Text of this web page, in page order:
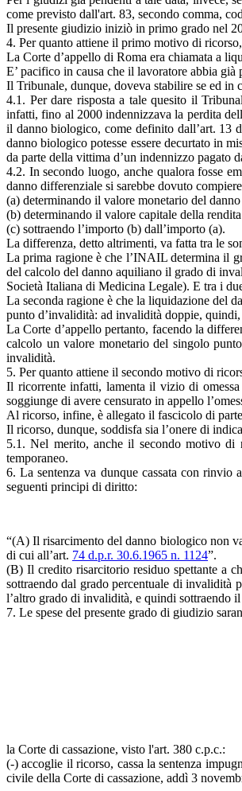
come previsto dall'art. 83, secondo comma,
Il presente giudizio iniziò in primo grado nel
4. Per quanto attiene il primo motivo di
La Corte d’appello di Roma era chiamata a
E’ pacifico in causa che il lavoratore abbia già
Il Tribunale, dunque, doveva stabilire se ed in
4.1. Per dare risposta a tale quesito il
infatti, fino al 2000 indennizzava la perdita
il danno biologico, come definito dall’art. 13
danno biologico potesse essere decurtato in
da parte della vittima d’un indennizzo
4.2. In secondo luogo, anche qualora fosse
danno differenziale si sarebbe dovuto
(a) determinando il valore monetario del
(b) determinando il valore capitale della
(c) sottraendo l’importo (b) dall’importo (a).
La differenza, detto altrimenti, va fatta tra le
La prima ragione è che l’INAIL determina il
del calcolo del danno aquiliano il grado di
Società Italiana di Medicina Legale). E tra i
La seconda ragione è che la liquidazione del
punto d’invalidità: ad invalidità doppie,
La Corte d’appello pertanto, facendo la
calcolo un valore monetario del singolo
invalidità.
5. Per quanto attiene il secondo motivo di
Il ricorrente infatti, lamenta il vizio di
soggiunge di avere censurato in appello
Al ricorso, infine, è allegato il fascicolo di
Il ricorso, dunque, soddisfa sia l’onere di
5.1. Nel merito, anche il secondo motivo di
temporaneo.
6. La sentenza va dunque cassata con rinvio
seguenti principi di diritto:
“(A) Il risarcimento del danno biologico non
di cui all’art. 74 d.p.r. 30.6.1965 n. 1124”.
(B) Il credito risarcitorio residuo spettante a
sottraendo dal grado percentuale di invalidità
l’altro grado di invalidità, e quindi sottraendo
7. Le spese del presente grado di giudizio
la Corte di cassazione, visto l'art. 380 c.p.c.:
(-) accoglie il ricorso, cassa la sentenza
civile della Corte di cassazione, addì 3